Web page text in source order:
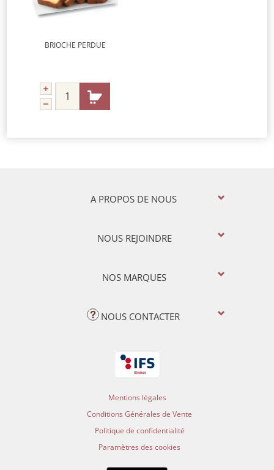
BRIOCHE PERDUE
A PROPOS DE NOUS
NOUS REJOINDRE
NOS MARQUES
NOUS CONTACTER
Mentions légales
Conditions Générales de Vente
Politique de confidentialité
Paramètres des cookies